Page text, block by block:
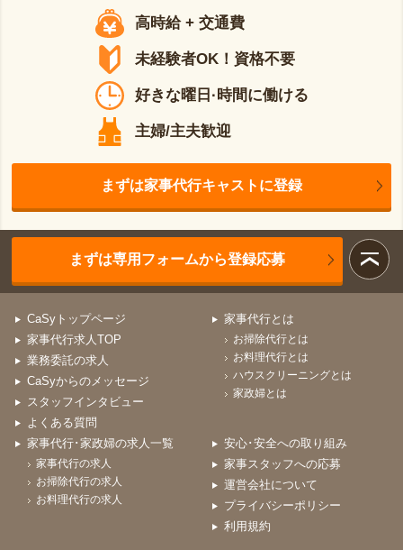
高時給 + 交通費
未経験者OK！資格不要
好きな曜日·時間に働ける
主婦/主夫歓迎
まずは家事代行キャストに登録
まずは専用フォームから登録応募
CaSyトップページ
家事代行求人TOP
業務委託の求人
CaSyからのメッセージ
スタッフインタビュー
よくある質問
家事代行とは
お掃除代行とは
お料理代行とは
ハウスクリーニングとは
家政婦とは
家事代行･家政婦の求人一覧
家事代行の求人
お掃除代行の求人
お料理代行の求人
安心･安全への取り組み
家事スタッフへの応募
運営会社について
プライバシーポリシー
利用規約